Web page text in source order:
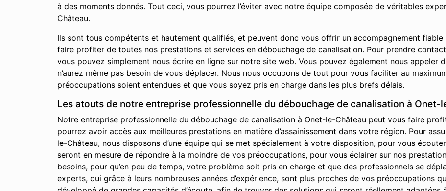
à des moments donnés. Tout ceci, vous pourrez l’éviter avec notre équipe composée de véritables
Château.
Ils sont tous compétents et hautement qualifiés, et peuvent donc vous offrir un accompagnement
faire profiter de toutes nos prestations et services en débouchage de canalisation. Pour prendre
vous pouvez simplement nous écrire en ligne sur notre site web. Vous pouvez également nous appeler
n’aurez même pas besoin de vous déplacer. Nous nous occupons de tout pour vous faciliter au
préoccupations soient entendues et que vous soyez pris en charge dans les plus brefs délais.
Les atouts de notre entreprise professionnelle du débouchage de canalisation à Onet-
Notre entreprise professionnelle du débouchage de canalisation à Onet-le-Château peut vous faire
pourrez avoir accès aux meilleures prestations en matière d’assainissement dans votre région. Pour
le-Château, nous disposons d’une équipe qui se met spécialement à votre disposition, pour vous
seront en mesure de répondre à la moindre de vos préoccupations, pour vous éclairer sur nos
besoins, pour qu’en peu de temps, votre problème soit pris en charge et que des professionnels se
experts, qui grâce à leurs nombreuses années d’expérience, sont plus proches de vos préoccupations